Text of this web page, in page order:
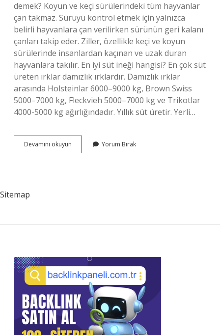
demek? Koyun ve keçi sürülerindeki tüm hayvanlar
çan takmaz. Sürüyü kontrol etmek için yalnızca
belirli hayvanlara çan verilirken sürünün geri kalanı
çanları takip eder. Ziller, özellikle keçi ve koyun
sürülerinde insanlardan kaçınan ve uzak duran
hayvanlara takılır. En iyi süt ineği hangisi? En çok süt
üreten ırklar damızlık ırklardır. Damızlık ırklar
arasında Holsteinlar 6000–9000 kg, Brown Swiss
5000–7000 kg, Fleckvieh 5000–7000 kg ve Trikotlar
4000-5000 kg ağırlığındadır. Yıllık süt üretir. Yerli…
Devamını okuyun
Koyun
Yorum Bırak
Sitemap
Sidebar